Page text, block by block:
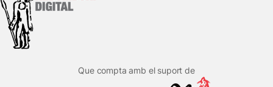
Que compta amb el suport de